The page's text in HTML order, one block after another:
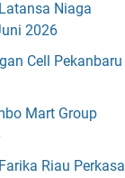
Niaga
2026
Cell Pekanbaru
Mart Group
Riau Perkasa